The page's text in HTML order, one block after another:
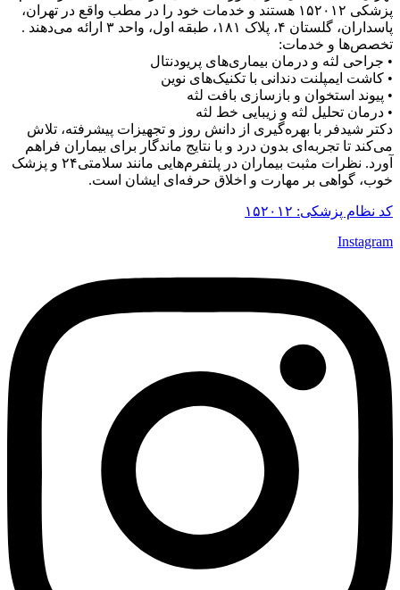
پزشکی ۱۵۲۰۱۲ هستند و خدمات خود را در مطب واقع در تهران،
پاسداران، گلستان ۴، پلاک ۱۸۱، طبقه اول، واحد ۳ ارائه می‌دهند .
تخصص‌ها و خدمات:
• جراحی لثه و درمان بیماری‌های پریودنتال
• کاشت ایمپلنت دندانی با تکنیک‌های نوین
• پیوند استخوان و بازسازی بافت لثه
• درمان تحلیل لثه و زیبایی خط لثه
دکتر شیدفر با بهره‌گیری از دانش روز و تجهیزات پیشرفته، تلاش
می‌کند تا تجربه‌ای بدون درد و با نتایج ماندگار برای بیماران فراهم
آورد. نظرات مثبت بیماران در پلتفرم‌هایی مانند سلامتی۲۴ و پزشک
خوب، گواهی بر مهارت و اخلاق حرفه‌ای ایشان است.
کد نظام پزشکی: ۱۵۲۰۱۲
Instagram